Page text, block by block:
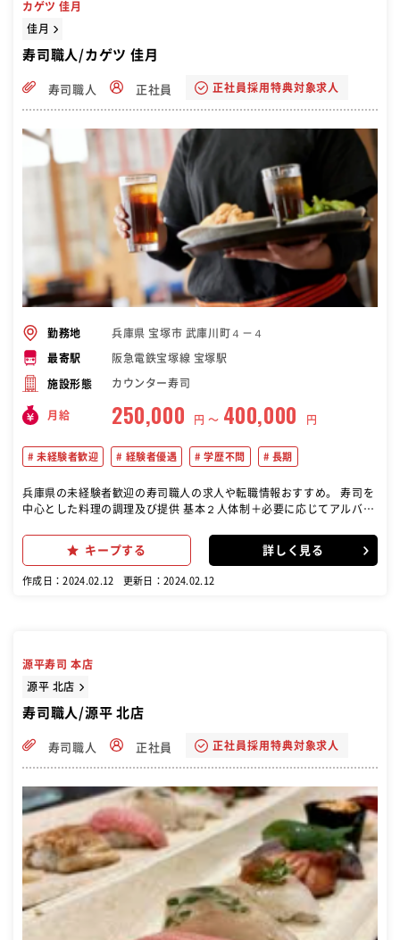
カゲツ 佳月
佳月
寿司職人/カゲツ 佳月
寿司職人 正社員 正社員採用特典対象求人
勤務地 兵庫県 宝塚市 武庫川町４－４
最寄駅 阪急電鉄宝塚線 宝塚駅
施設形態 カウンター寿司
月給 250,000 円 〜 400,000 円
未経験者歓迎 経験者優遇 学歴不問 長期
兵庫県の未経験者歓迎の寿司職人の求人や転職情報おすすめ。 寿司を
中心とした料理の調理及び提供 基本２人体制＋必要に応じてアルバイ
キープする 詳しく見る
作成日：2024.02.12 更新日：2024.02.12
源平寿司 本店
源平 北店
寿司職人/源平 北店
寿司職人 正社員 正社員採用特典対象求人